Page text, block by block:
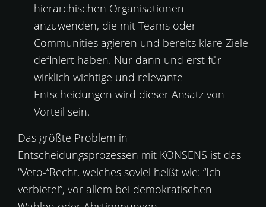
hierarchischen Organisationen
anzuwenden, die mit Teams oder
Communities agieren und bereits klare Ziele
definiert haben. Nur dann und erst für
wirklich wichtige und relevante
Entscheidungen wird dieser Ansatz von
Vorteil sein.
Das größte Problem in
Entscheidungsprozessen mit KONSENS ist das
“Veto-“Recht, welches soviel heißt wie: “Ich
verbiete!”, vor allem bei demokratischen